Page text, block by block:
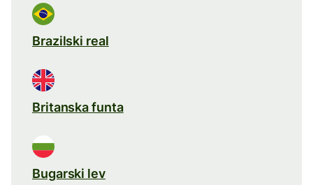
Brazilski real
Britanska funta
Bugarski lev